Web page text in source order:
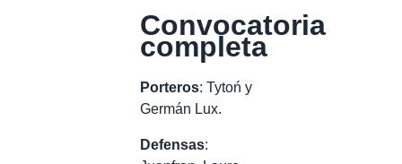
Convocatoria
completa
Porteros: Tytoń y
Germán Lux.
Defensas: